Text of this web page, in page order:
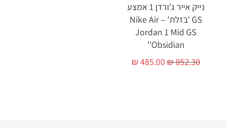
נייק אייר ג'ורדן 1 אמצע
GS 'בזלת' – Nike Air
Jordan 1 Mid GS
'Obsidian'
₪852.30
₪485.00